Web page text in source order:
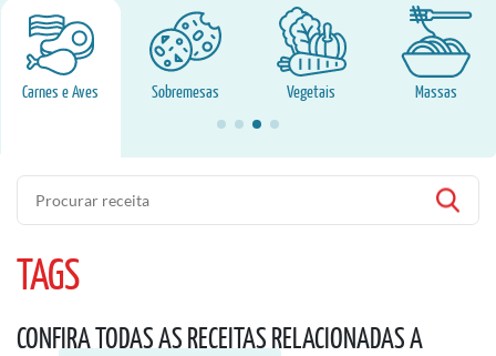
Carnes e Aves Sobremesas Vegetais Massas
Pesquisa
TAGS
CONFIRA TODAS AS RECEITAS RELACIONADAS A